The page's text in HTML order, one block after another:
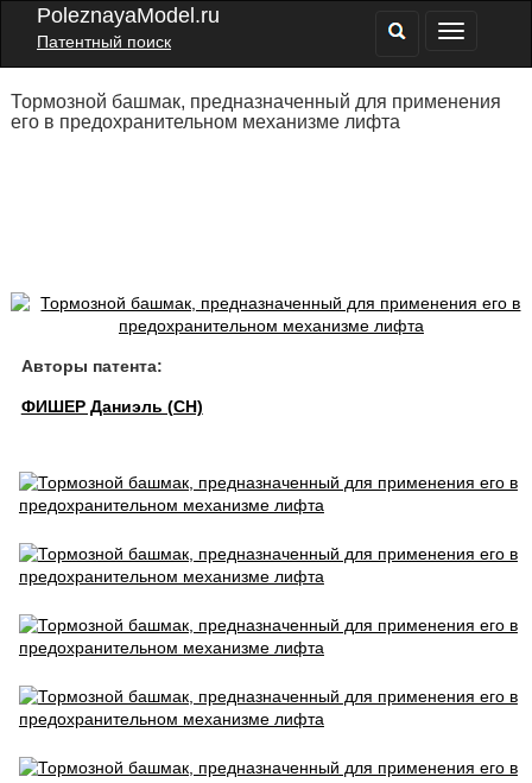
PoleznayaModel.ru
Патентный поиск
Тормозной башмак, предназначенный для применения
его в предохранительном механизме лифта
Авторы патента:
ФИШЕР Даниэль (CH)